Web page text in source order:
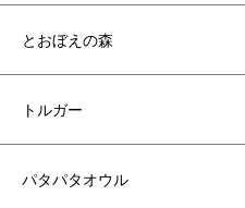
とおぼえの森
トルガー
パタパタオウル